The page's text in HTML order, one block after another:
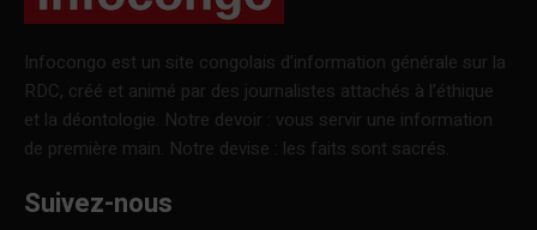
Infocongo est un site congolais d’information générale sur la
RDC, créé et animé par des journalistes attachés à l’éthique
et la déontologie. Notre devoir : vous servir une information
de première main. Notre devise : les faits sont sacrés.
Suivez-nous